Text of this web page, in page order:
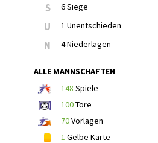
S 6 Siege
U 1 Unentschieden
N 4 Niederlagen
ALLE MANNSCHAFTEN
148 Spiele
100Tore
70Vorlagen
1 Gelbe Karte